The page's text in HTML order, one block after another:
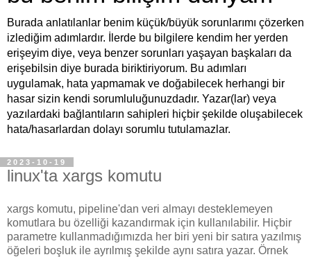
Burada anlatılanlar benim küçük/büyük sorunlarımı çözerken
izlediğim adımlardır. İlerde bu bilgilere kendim her yerden
erişeyim diye, veya benzer sorunları yaşayan başkaları da
erişebilsin diye burada biriktiriyorum. Bu adımları
uygulamak, hata yapmamak ve doğabilecek herhangi bir
hasar sizin kendi sorumluluğunuzdadır. Yazar(lar) veya
yazılardaki bağlantıların sahipleri hiçbir şekilde oluşabilecek
hata/hasarlardan dolayı sorumlu tutulamazlar.
2023-10-19
linux'ta xargs komutu
xargs komutu, pipeline'dan veri almayı desteklemeyen
komutlara bu özelliği kazandırmak için kullanılabilir. Hiçbir
parametre kullanmadığımızda her biri yeni bir satıra yazılmış
öğeleri boşluk ile ayrılmış şekilde aynı satıra yazar. Örnek